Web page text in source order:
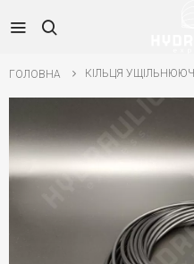
ГОЛОВНА КІЛЬЦЯ УЩІЛЬНЮЮЧІ